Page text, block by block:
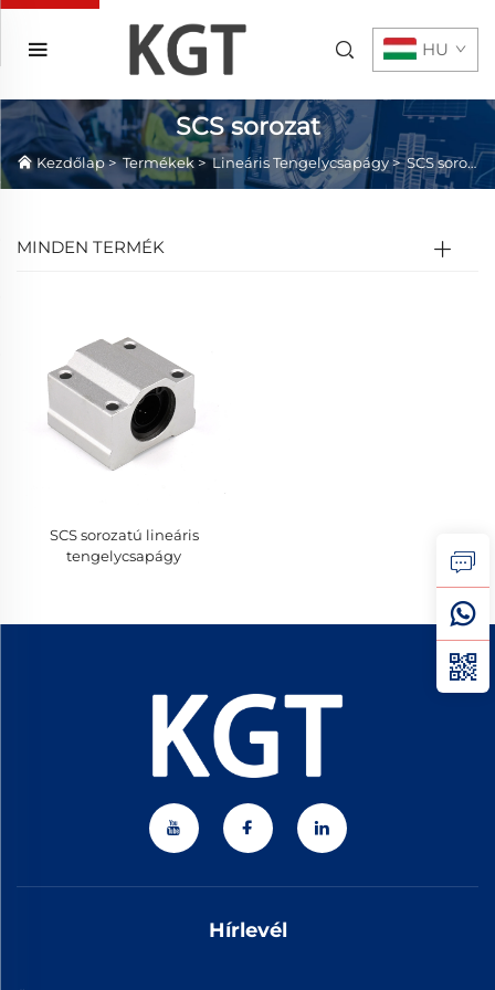
HU
SCS sorozat
Kezdőlap>Termékek>Lineáris Tengelycsapágy>SCS sorozat
MINDEN TERMÉK
SCS sorozatú lineáris
tengelycsapágy
Hírlevél